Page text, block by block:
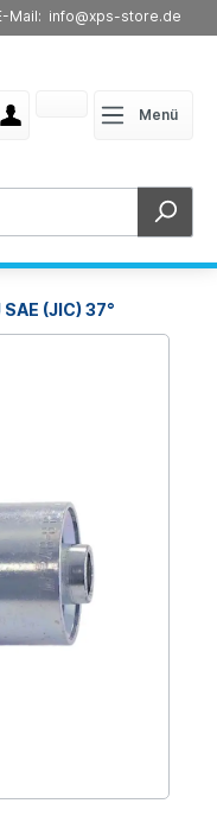
Mail: info@xps-store.de
Menü
(JIC) 37°